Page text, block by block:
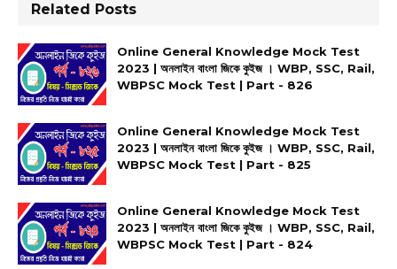
Related Posts
Online General Knowledge Mock Test
2023 | অনলাইন বাংলা জিকে কুইজ । WBP, SSC, Rail,
WBPSC Mock Test | Part - 826
Online General Knowledge Mock Test
2023 | অনলাইন বাংলা জিকে কুইজ । WBP, SSC, Rail,
WBPSC Mock Test | Part - 825
Online General Knowledge Mock Test
2023 | অনলাইন বাংলা জিকে কুইজ । WBP, SSC, Rail,
WBPSC Mock Test | Part - 824